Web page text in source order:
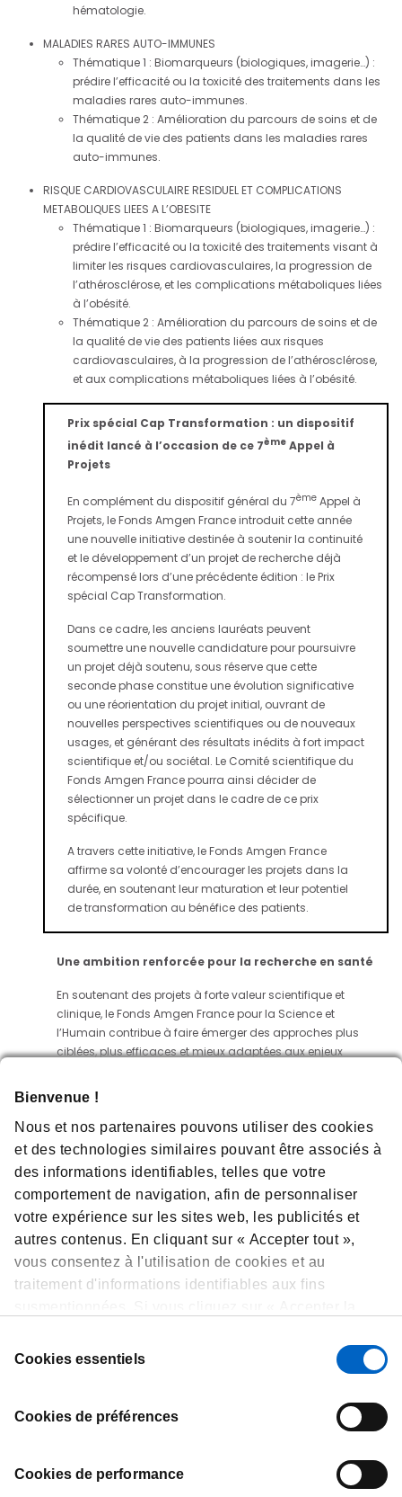
Bienvenue !
Nous et nos partenaires pouvons utiliser des cookies
et des technologies similaires pouvant être associés à
des informations identifiables, telles que votre
comportement de navigation, afin de personnaliser
votre expérience sur les sites web, les publicités et
autres contenus. En cliquant sur « Accepter tout »,
vous consentez à l'utilisation de cookies et au
traitement d'informations identifiables aux fins
sélectionnés. Vous pouvez à tout moment consulter,
modifier ou retirer votre consentement en cliquant sur
duCookies essentiels
Cookies de préférences
Cookies de performance
hématologie.
MALADIES RARES AUTO-IMMUNES
Thématique 1 : Biomarqueurs (biologiques, imagerie…) :
prédire l’efficacité ou la toxicité des traitements dans les
maladies rares auto-immunes.
Thématique 2 : Amélioration du parcours de soins et de
la qualité de vie des patients dans les maladies rares
auto-immunes.
RISQUE CARDIOVASCULAIRE RESIDUEL ET COMPLICATIONS
METABOLIQUES LIEES A L’OBESITE
Thématique 1 : Biomarqueurs (biologiques, imagerie…) :
prédire l’efficacité ou la toxicité des traitements visant à
limiter les risques cardiovasculaires, la progression de
l’athérosclérose, et les complications métaboliques liées
à l’obésité.
Thématique 2 : Amélioration du parcours de soins et de
la qualité de vie des patients liées aux risques
cardiovasculaires, à la progression de l’athérosclérose,
et aux complications métaboliques liées à l’obésité.
Prix spécial Cap Transformation : un dispositif
inédit lancé à l’occasion de ce 7ème Appel à
Projets
En complément du dispositif général du 7ème Appel à
Projets, le Fonds Amgen France introduit cette année
une nouvelle initiative destinée à soutenir la continuité
et le développement d’un projet de recherche déjà
récompensé lors d’une précédente édition : le Prix
spécial Cap Transformation.
Dans ce cadre, les anciens lauréats peuvent
soumettre une nouvelle candidature pour poursuivre
un projet déjà soutenu, sous réserve que cette
seconde phase constitue une évolution significative
ou une réorientation du projet initial, ouvrant de
nouvelles perspectives scientifiques ou de nouveaux
usages, et générant des résultats inédits à fort impact
scientifique et/ou sociétal. Le Comité scientifique du
Fonds Amgen France pourra ainsi décider de
sélectionner un projet dans le cadre de ce prix
spécifique.
A travers cette initiative, le Fonds Amgen France
affirme sa volonté d’encourager les projets dans la
durée, en soutenant leur maturation et leur potentiel
de transformation au bénéfice des patients.
Une ambition renforcée pour la recherche en santé
En soutenant des projets à forte valeur scientifique et
clinique, le Fonds Amgen France pour la Science et
l’Humain contribue à faire émerger des approches plus
ciblées, plus efficaces et mieux adaptées aux enjeux
« Avec ce 7ᵉ appel à projets, le Fonds Amgen France poursuit
son engagement en faveur d’une recherche d’excellence,
utile et tournée vers les besoins des patients. Cette nouvelle
édition illustre notre volonté de soutenir des projets
innovants, capables de faire progresser la médecine de
précision et d’améliorer durablement les prises en charge. »
Dr Nathalie Varoqueaux, Présidente du Fonds
Amgen France pour la Science et l’Humain,
Directrice Exécutive Médicale d’Amgen France